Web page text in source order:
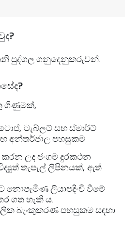
පුද්ගල ගනුදෙනුකරුවන්.
ගිණුමක්,
ටැබ්ලට් සහ ස්මාර්ට්
අන්තර්ජාල පහසුකම
කරන ලද ජංගම දුරකථන
තැපැල් ලිපිනයක්, ඇත්
නොපැමිණ ලියාපදිංචි වීමේ
ගත හැකි ය.
බැංකුකරණ පහසුකම සඳහා